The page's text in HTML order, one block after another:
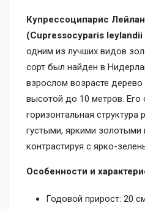
Купрессоципарис
(Cupressocyparis leylandii
одним из лучших видов
сорт был найден в
взрослом возрасте
высотой до 10 метров. Его
горизонтальная структура
густыми, яркими золотыми
контрастируя с ярко-
Особенности и
Годовой прирост: 20